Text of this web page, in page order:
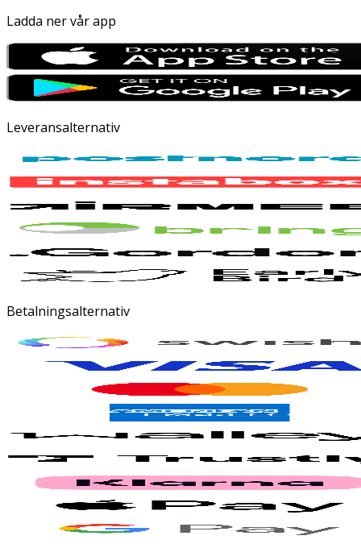
Ladda ner vår app
Leveransalternativ
Betalningsalternativ